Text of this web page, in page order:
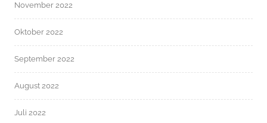
November 2022
Oktober 2022
September 2022
August 2022
Juli 2022